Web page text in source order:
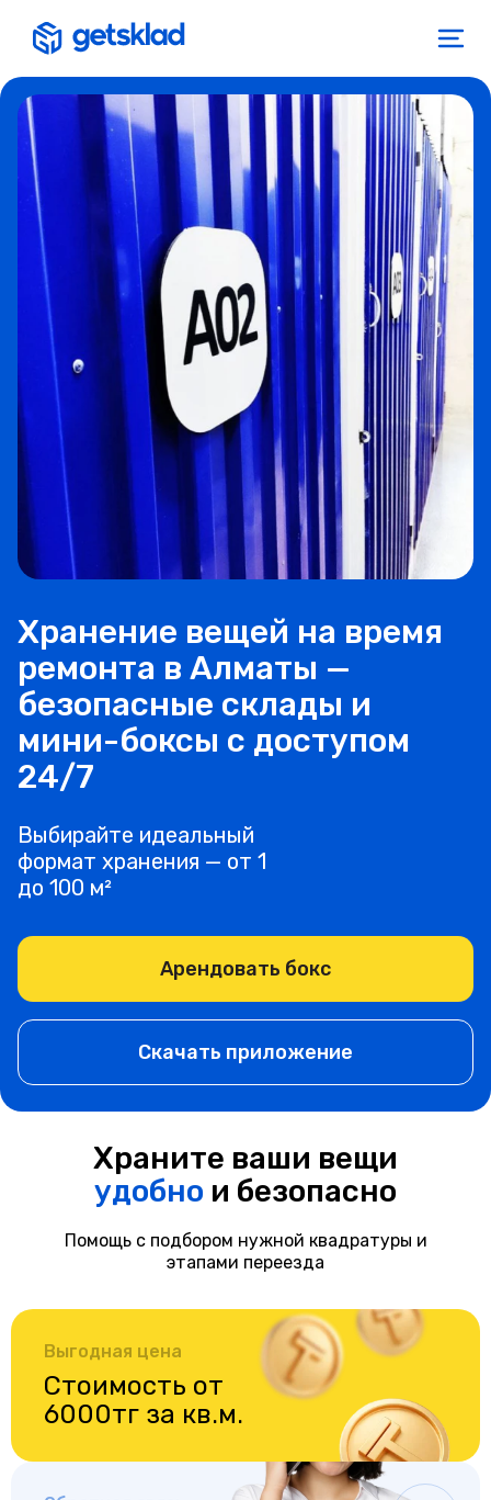
Хранение вещей на время
ремонта в Алматы —
безопасные склады и
мини-боксы с доступом
24/7
Выбирайте идеальный
формат хранения — от 1
до 100 м²
Арендовать бокс
Скачать приложение
Храните ваши вещи
удобно и безопасно
Помощь с подбором нужной квадратуры и
этапами переезда
Выгодная цена
Стоимость от
6000тг за кв.м.